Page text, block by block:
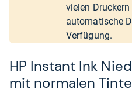
vielen
automatische
Verfügung.
HP Instant Ink
mit normalen